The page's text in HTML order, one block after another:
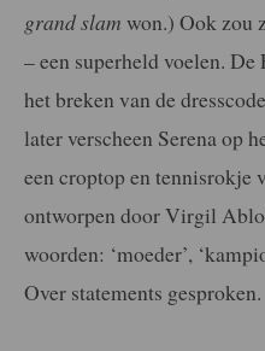
grand slam won.) Ook zou
– een superheld voelen. De
het breken van de
later verscheen Serena op
een croptop en tennisrokje
ontworpen door Virgil
woorden: ‘moeder’,
Over statements gesproken.